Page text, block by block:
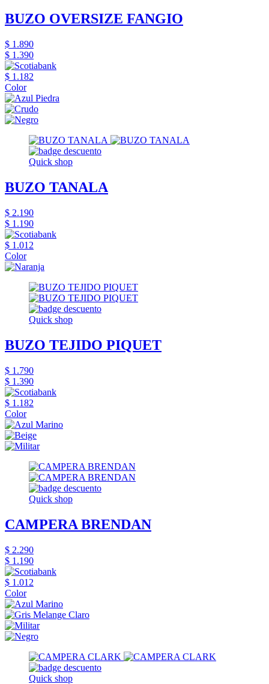
BUZO OVERSIZE FANGIO
$ 1.890
$ 1.390
$ 1.182
Color
Quick shop
BUZO TANALA
$ 2.190
$ 1.190
$ 1.012
Color
Quick shop
BUZO TEJIDO PIQUET
$ 1.790
$ 1.390
$ 1.182
Color
Quick shop
CAMPERA BRENDAN
$ 2.290
$ 1.190
$ 1.012
Color
Quick shop